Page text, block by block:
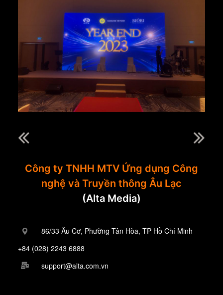
Công ty TNHH MTV Ứng dụng Công
nghệ và Truyền thông Âu Lạc
(Alta Media)
86/33 Âu Cơ, Phường Tân Hòa, TP Hồ Chí Minh
+84 (028) 2243 6888
support@alta.com.vn